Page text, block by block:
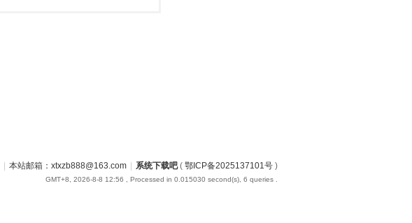
本站邮箱：xtxzb888@163.com 系统下载吧( 鄂ICP备2025137101号 )
GMT+8, 2026-8-8 12:56 , Processed in 0.015030 second(s), 6 queries .